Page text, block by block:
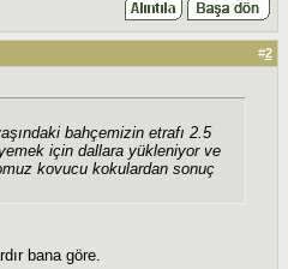
#2
bahçemizin etrafı 2.5
için dallara yükleniyor ve
kovucu kokulardan sonuç
bana göre.